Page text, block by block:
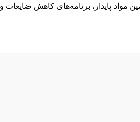
مواد پایدار، برنامه‌های کاهش